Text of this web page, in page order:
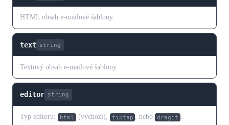
HTML obsah e-mailové šablony.
text string
Textový obsah e-mailové šablony.
editor string
Typ editoru: html (výchozí), tiptap , nebo dragit .